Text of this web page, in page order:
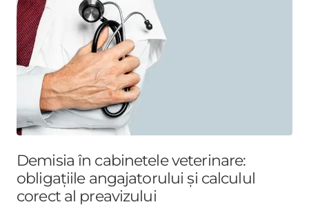
Demisia în cabinetele veterinare:
obligațiile angajatorului și calculul
corect al preavizului